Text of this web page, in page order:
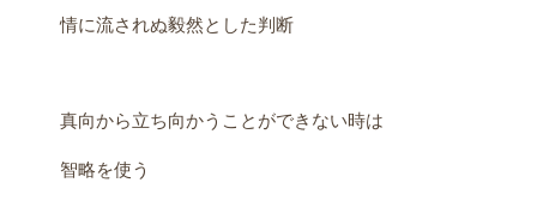
情に流されぬ毅然とした判断
真向から立ち向かうことができない時は
智略を使う